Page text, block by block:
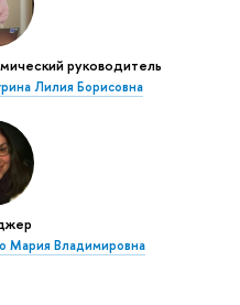
руководитель
Лилия Борисовна
Мария Владимировна